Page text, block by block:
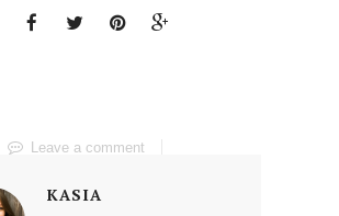
Leave a comment
KASIA